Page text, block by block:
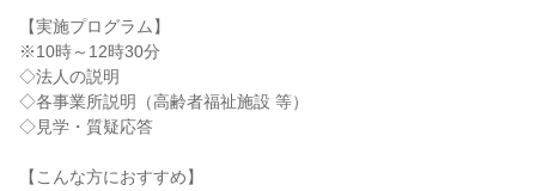
【実施プログラム】
※10時～12時30分
◇法人の説明
◇各事業所説明（高齢者福祉施設 等）
◇見学・質疑応答
【こんな方におすすめ】